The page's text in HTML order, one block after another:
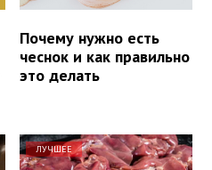
Почему нужно есть
чеснок и как правильно
это делать
ЛУЧШЕЕ